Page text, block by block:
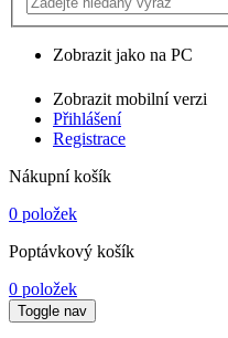
Zobrazit jako na PC
Zobrazit mobilní verzi
Přihlášení
Registrace
Nákupní košík
0 položek
Poptávkový košík
0 položek
Toggle nav